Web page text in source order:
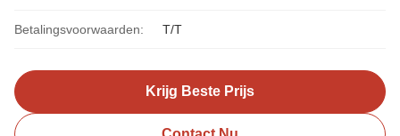
Betalingsvoorwaarden: T/T
Krijg Beste Prijs